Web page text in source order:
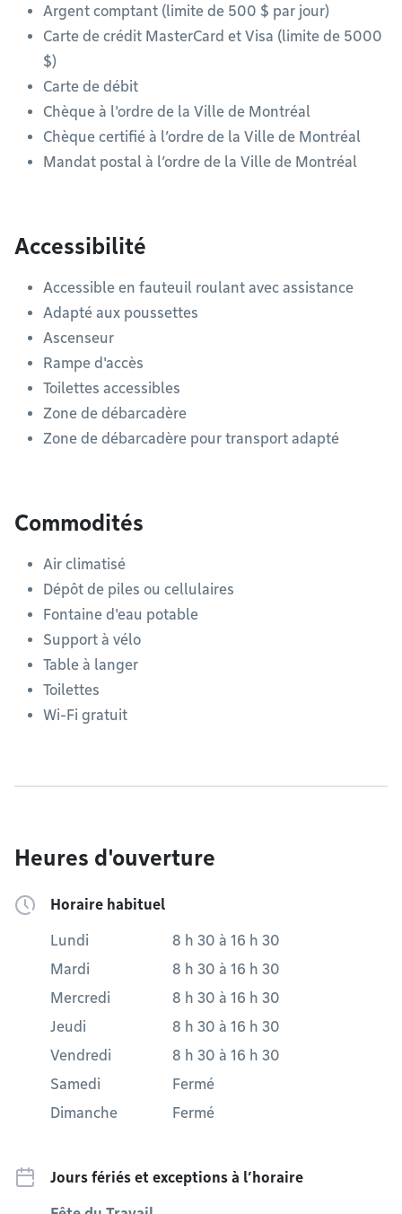
Argent comptant (limite de 500 $ par jour)
Carte de crédit MasterCard et Visa (limite de 5000
$)
Carte de débit
Chèque à l'ordre de la Ville de Montréal
Chèque certifié à l’ordre de la Ville de Montréal
Mandat postal à l’ordre de la Ville de Montréal
Accessibilité
Accessible en fauteuil roulant avec assistance
Adapté aux poussettes
Ascenseur
Rampe d'accès
Toilettes accessibles
Zone de débarcadère
Zone de débarcadère pour transport adapté
Commodités
Air climatisé
Dépôt de piles ou cellulaires
Fontaine d'eau potable
Support à vélo
Table à langer
Toilettes
Wi-Fi gratuit
Heures d'ouverture
Horaire habituel
Lundi 8 h 30 à 16 h 30
Mardi
8 h 30 à 16 h 30
Mercredi
8 h 30 à 16 h 30
Jeudi
8 h 30 à 16 h 30
Vendredi
8 h 30 à 16 h 30
Samedi
Fermé
Dimanche
Fermé
Jours fériés et exceptions à l’horaire